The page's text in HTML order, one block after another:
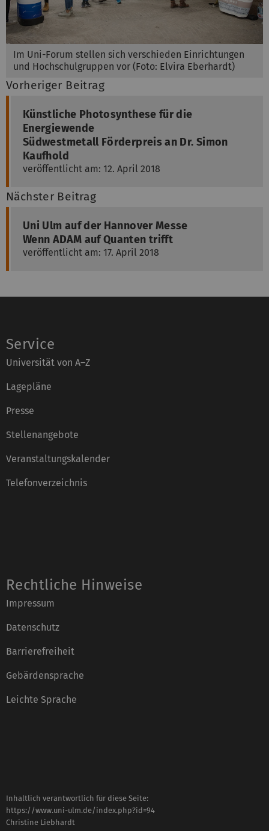
Im Uni-Forum stellen sich verschieden Einrichtungen
und Hochschulgruppen vor (Foto: Elvira Eberhardt)
Vorheriger Beitrag
Künstliche Photosynthese für die
Energiewende
Südwestmetall Förderpreis an Dr. Simon
Kaufhold
veröffentlicht am: 12. April 2018
Nächster Beitrag
Uni Ulm auf der Hannover Messe
Wenn ADAM auf Quanten trifft
veröffentlicht am: 17. April 2018
Service
Universität von A–Z
Lagepläne
Presse
Stellenangebote
Veranstaltungskalender
Telefonverzeichnis
Rechtliche Hinweise
Impressum
Datenschutz
Barrierefreiheit
Gebärdensprache
Leichte Sprache
Inhaltlich verantwortlich für diese Seite:
https://www.uni-ulm.de/index.php?id=94
Christine Liebhardt